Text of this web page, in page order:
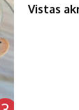
Vistas